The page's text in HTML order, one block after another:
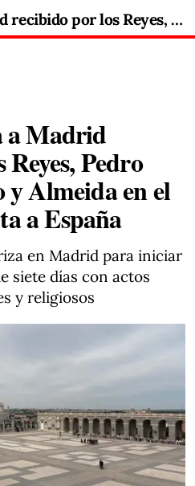
León XIV llega a Madrid recibido por los Reyes, Pedro Sánchez, Ayuso y Almeida en el inicio de su visita a España
a Madrid
Pedro
y Almeida en el
a España
en Madrid para iniciar
siete días con actos
y religiosos